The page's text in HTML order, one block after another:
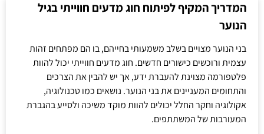
המדריך המקיף לפיתוח חוג מדעים חווייתי בגיל
הנוער
בני הנוער מצויים בשלב משמעותי בחייהם, בו הם מפתחים זהות
עצמית ורוכשים כישורים חדשים. חוג מדעים חווייתי יכול להוות
פלטפורמה מצוינת להעברת ידע, אך יש להבין את הצרכים
והתחומים המעניינים את בני הנוער. נושאים כמו טכנולוגיה,
אקולוגיה וחקר החלל יכולים להוות מוקד משיכה ולסייע בהגברת
המעורבות של המשתתפים.